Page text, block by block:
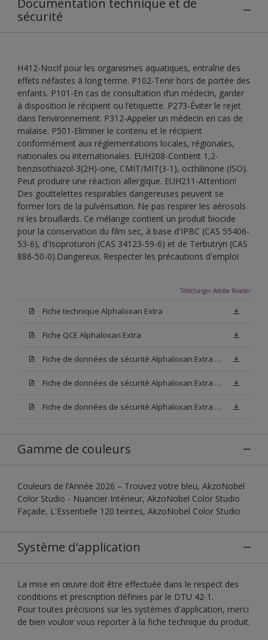
sécurité
H412-Nocif pour les organismes aquatiques, entraîne des
effets néfastes à long terme. P102-Tenir hors de portée des
enfants. P101-En cas de consultation d’un médecin, garder
à disposition le récipient ou l’étiquette. P273-Éviter le rejet
dans l’environnement. P312-Appeler un médecin en cas de
malaise. P501-Eliminer le contenu et le récipient
conformément aux réglementations locales, régionales,
nationales ou internationales. EUH208-Contient 1,2-
benzisothiazol-3(2H)-one, CMIT/MIT(3-1), octhilinone (ISO).
Peut produire une réaction allergique. EUH211-Attention!
Des gouttelettes respirables dangereuses peuvent se
former lors de la pulvérisation. Ne pas respirer les aérosols
ni les brouillards. Ce mélange contient un produit biocide
pour la conservation du film sec, à base d'IPBC (CAS 55406-
53-6), d'Isoproturon (CAS 34123-59-6) et de Terbutryn (CAS
886-50-0).Dangereux. Respecter les précautions d'emploi
Télécharger Adobe Reader
Fiche technique Alphaloxan Extra
Fiche QCE Alphaloxan Extra
Fiche de données de sécurité Alphaloxan Extra Base W05
Fiche de données de sécurité Alphaloxan Extra Base N00
Fiche de données de sécurité Alphaloxan Extra Base M15
Gamme de couleurs
Couleurs de l’Année 2026 – Trouvez votre bleu, AkzoNobel
Color Studio - Nuancier Intérieur, AkzoNobel Color Studio
Façade, L'Essentielle 120 teintes, AkzoNobel Color Studio
Système d'application
La mise en œuvre doit être effectuée dans le respect des
conditions et prescription définies par le DTU 42-1.
Pour toutes précisions sur les systèmes d'application, merci
de bien vouloir vous reporter à la fiche technique du produit.